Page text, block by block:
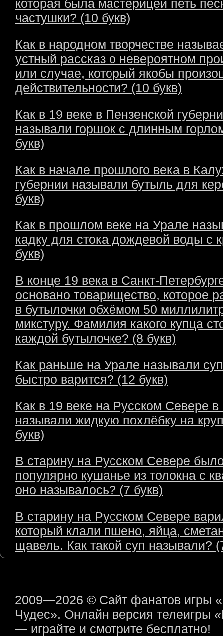
которая была мастерицей петь
частушки? (10 букв)
Как в народном творчестве
устный рассказ о невероятном
или случае, который якобы
действительности? (10 букв)
Как в 19 веке в Пензенской
называли горшок с длинным
букв)
Как в начале прошлого века в
губернии называли бутыль для
букв)
Как в прошлом веке на Урале
кадку для стока дождевой воды с
букв)
В конце 19 века в Санкт-
основано товарищество, которое
в бутылочки обхёмом 50
микстуру. Фамилия какого купца
каждой бутылочке? (8 букв)
Как раньше на Урале называли
быстро варится? (12 букв)
Как в 19 веке на Русском Севере в
называли жидкую похлёбку на
букв)
В старину на Русском Севере
популярно кушанье из толокна с
оно называлось? (7 букв)
В старину на Русском Севере
который клали пшено, яйца,
щавель. Как такой суп называли?
2009—2026 © Сайт фанатов игры
Чудес». Онлайн версия телеигры
— играйте и смотрите бесплатно!